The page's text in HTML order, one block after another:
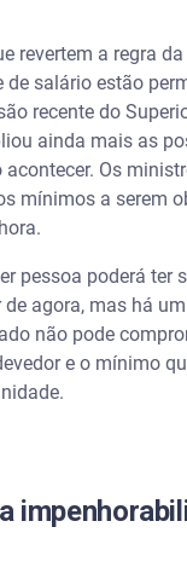
revertem a regra da
de salário estão
recente do
ainda mais as
acontecer. Os
mínimos a serem
pessoa poderá ter
agora, mas há
não pode
e o mínimo